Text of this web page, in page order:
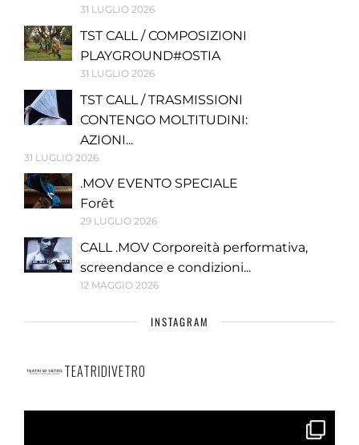
31 LUGLIO 2026
TST CALL / COMPOSIZIONI
PLAYGROUND#OSTIA
31 LUGLIO 2026
TST CALL / TRASMISSIONI
CONTENGO MOLTITUDINI:
AZIONI...
31 LUGLIO 2026
.MOV EVENTO SPECIALE
Forêt
29 LUGLIO 2026
CALL .MOV Corporeità performativa,
screendance e condizioni...
12 MAGGIO 2026
INSTAGRAM
TEATRIDIVETRO